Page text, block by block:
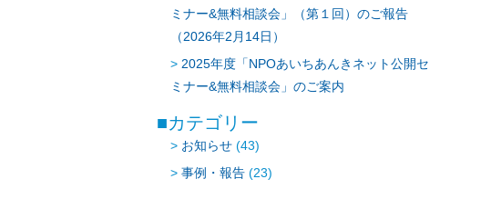
ミナー&無料相談会」（第１回）のご報告
（2026年2月14日）
2025年度「NPOあいちあんきネット公開セ
ミナー&無料相談会」のご案内
カテゴリー
お知らせ (43)
事例・報告 (23)